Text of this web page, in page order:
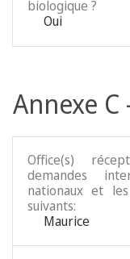
biologique ?
Oui
Annexe
Office(s)
demandes
nationaux et
suivants:
Maurice